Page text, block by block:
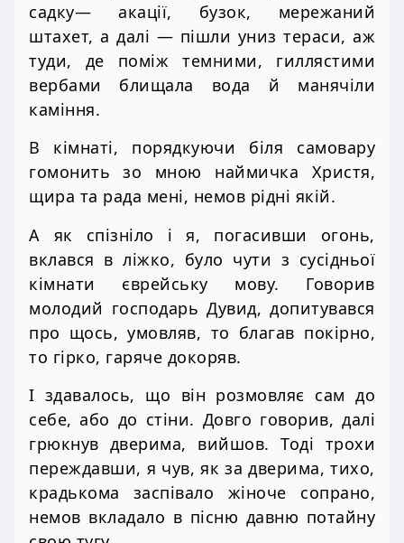
садку— акації, бузок, мережаний
штахет, а далі — пішли униз тераси, аж
туди, де поміж темними, гиллястими
вербами блищала вода й манячіли
каміння.
В кімнаті, порядкуючи біля самовару
гомонить зо мною наймичка Христя,
щира та рада мені, немов рідні якій.
А як спізніло і я, погасивши огонь,
вклався в ліжко, було чути з сусідньої
кімнати єврейську мову. Говорив
молодий господарь Дувид, допитувався
про щось, умовляв, то благав покірно,
то гірко, гаряче докоряв.
І здавалось, що він розмовляє сам до
себе, або до стіни. Довго говорив, далі
грюкнув дверима, вийшов. Тоді трохи
переждавши, я чув, як за дверима, тихо,
крадькома заспівало жіноче сопрано,
немов вкладало в пісню давню потайну